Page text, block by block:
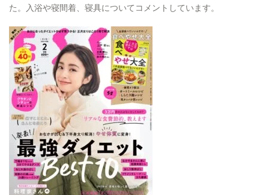
た。入浴や寝間着、寝具についてコメントしています。